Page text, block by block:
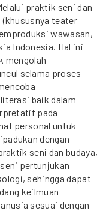
praktik seni dan
(khususnya teater
wawasan,
Indonesia. Hal ini
mengolah
selama proses
baik dalam
pada
personal untuk
dengan
seni dan budaya,
pertunjukan
sehingga dapat
keilmuan
sesuai dengan